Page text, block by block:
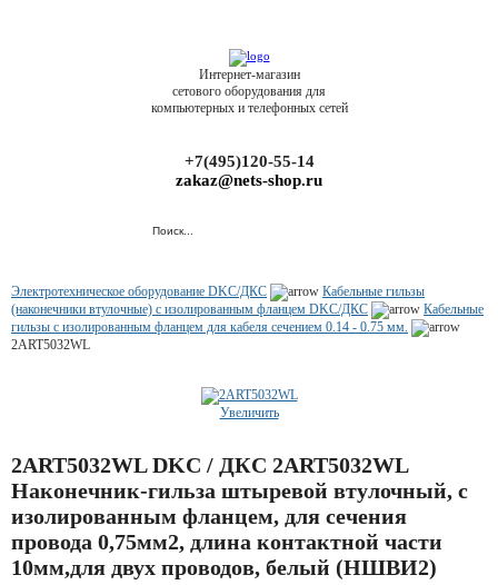
Интернет-магазин
сетового оборудования для
компьютерных и телефонных сетей
+7(495)120-55-14
zakaz@nets-shop.ru
Электротехническое оборудование DKC/ДКС
Кабельные гильзы
(наконечники втулочные) с изолированным фланцем DKC/ДКС
Кабельные
гильзы с изолированным фланцем для кабеля сечением 0.14 - 0.75 мм.
2ART5032WL
Увеличить
2ART5032WL DKC / ДКС 2ART5032WL
Наконечник-гильза штыревой втулочный, с
изолированным фланцем, для сечения
провода 0,75мм2, длина контактной части
10мм,для двух проводов, белый (НШВИ2)